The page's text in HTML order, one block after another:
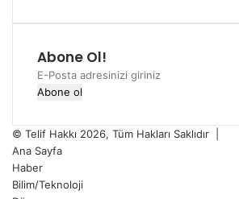
Abone Ol!
© Telif Hakkı 2026, Tüm Hakları Saklıdır |
Ana Sayfa
Haber
Bilim/Teknoloji